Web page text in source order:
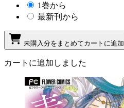
1巻から
最新刊から
未購入分をまとめてカートに追加
カートに追加しました